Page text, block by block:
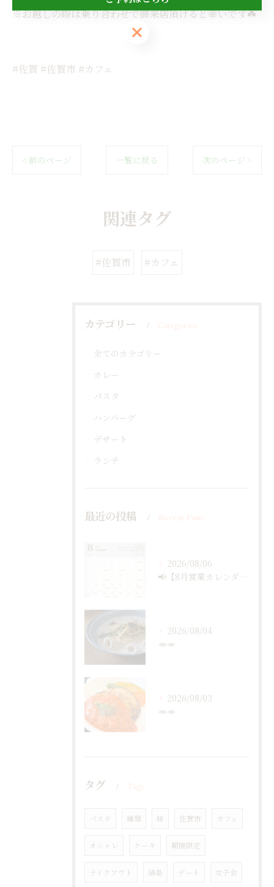
※お越しの際は乗り合わせで御来店頂けると幸いです☘️
#佐賀 #佐賀市 #カフェ
< 前のページ 一覧に戻る 次のページ >
関連タグ
#佐賀市 #カフェ
カテゴリー Categories
全てのカテゴリー
カレー
パスタ
ハンバーグ
デザート
ランチ
最近の投稿 Recent Posts
2026/08/06
📢【8月営業カレンダー最新版のお知らせ】📅
2026/08/04
🥕🥕
2026/08/03
🥕🥕
タグ Tags
パスタ 種類 味 佐賀市 カフェ
オシャレ ケーキ 期間限定
テイクアウト 鍋島 デート 女子会
ご予約はこちら